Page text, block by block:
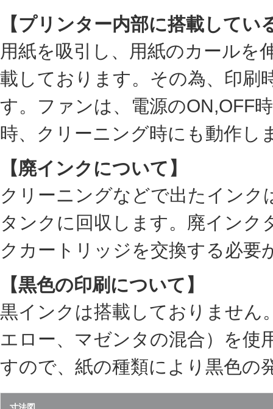
【プリンター内部に搭載して
用紙を吸引し、用紙のカールを
載しております。その為、印刷
す。ファンは、電源のON,OFF
時、クリーニング時にも動作し
【廃インクについて】
クリーニングなどで出たイン
タンクに回収します。廃イン
クカートリッジを交換する必要
【黒色の印刷について】
黒インクは搭載しておりません
エロー、マゼンタの混合）を使
すので、紙の種類により黒色の